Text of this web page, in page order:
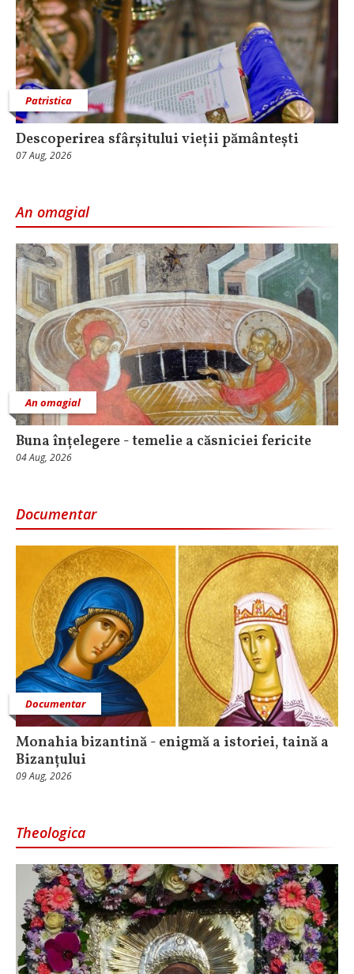
Patristica
Descoperirea sfârșitului vieții pământești
07 Aug, 2026
An omagial
An omagial
Buna înțelegere - temelie a căsniciei fericite
04 Aug, 2026
Documentar
Documentar
Monahia bizantină - enigmă a istoriei, taină a
Bizanțului
09 Aug, 2026
Theologica